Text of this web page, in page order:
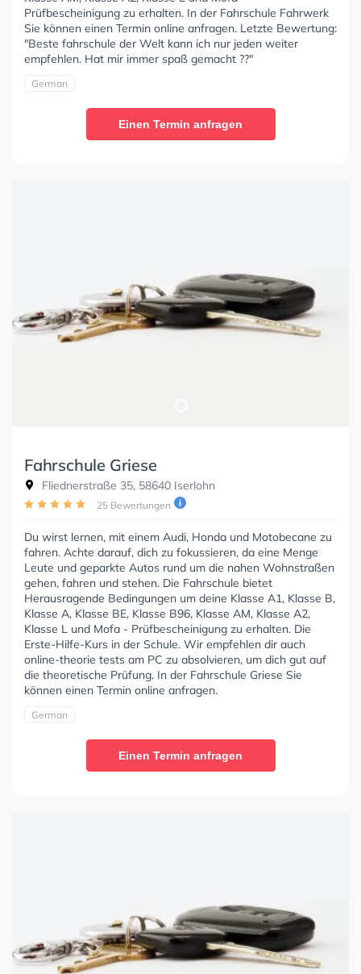
Prüfbescheinigung zu erhalten. In der Fahrschule Fahrwerk
Sie können einen Termin online anfragen. Letzte Bewertung:
"Beste fahrschule der Welt kann ich nur jeden weiter
empfehlen. Hat mir immer spaß gemacht ??"
German
Einen Termin anfragen
Fahrschule Griese
Fliednerstraße 35, 58640 Iserlohn
25 Bewertungen
Du wirst lernen, mit einem Audi, Honda und Motobecane zu
fahren. Achte darauf, dich zu fokussieren, da eine Menge
Leute und geparkte Autos rund um die nahen Wohnstraßen
gehen, fahren und stehen. Die Fahrschule bietet
Herausragende Bedingungen um deine Klasse A1, Klasse B,
Klasse A, Klasse BE, Klasse B96, Klasse AM, Klasse A2,
Klasse L und Mofa - Prüfbescheinigung zu erhalten. Die
Erste-Hilfe-Kurs in der Schule. Wir empfehlen dir auch
online-theorie tests am PC zu absolvieren, um dich gut auf
die theoretische Prüfung. In der Fahrschule Griese Sie
können einen Termin online anfragen.
German
Einen Termin anfragen